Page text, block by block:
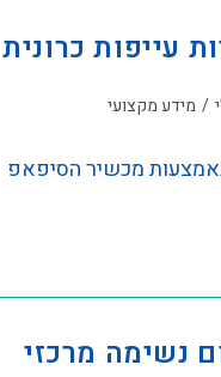
עייפות כרונית
/ מידע מקצועי
באמצעות מכשיר הסיפאפ
נשימה מרכזי